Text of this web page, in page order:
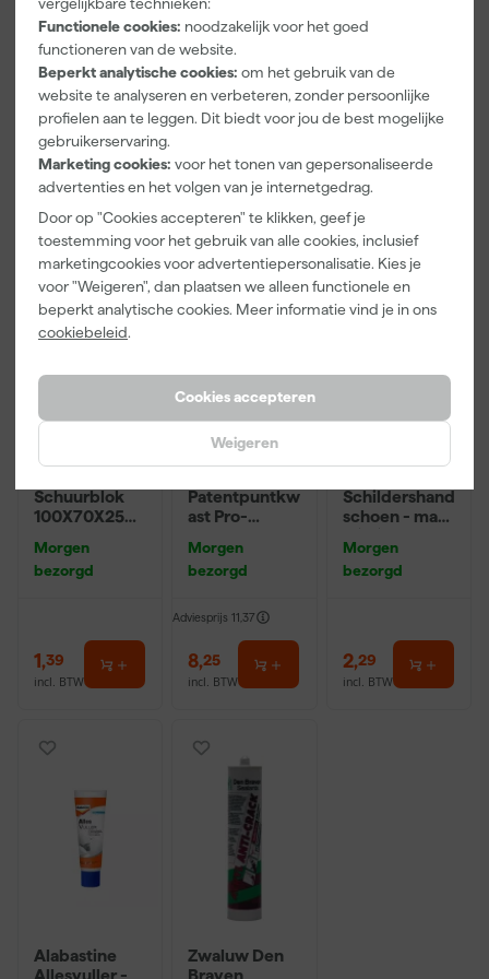
Functionele cookies: noodzakelijk voor het goed
functioneren van de website.
Beperkt analytische cookies: om het gebruik van de
website te analyseren en verbeteren, zonder persoonlijke
profielen aan te leggen. Dit biedt voor jou de best mogelijke
gebruikerservaring.
Marketing cookies: voor het tonen van gepersonaliseerde
advertenties en het volgen van je internetgedrag.
Door op "Cookies accepteren" te klikken, geef je
toestemming voor het gebruik van alle cookies, inclusief
marketingcookies voor advertentiepersonalisatie. Kies je
voor "Weigeren", dan plaatsen we alleen functionele en
beperkt analytische cookies. Meer informatie vind je in ons
cookiebeleid.
Cookies accepteren
Weigeren
3308-24
Schilderstape
Gold - 24mm
x 50m
Morgen
bezorgd
6,50
Ontvetter en
Verfreiniger –
0,5L
Morgen
bezorgd
6,99
Muurverfset
Morgen
bezorgd
19,95
Schuurblok
100X70X25m
P220
Morgen
bezorgd
1,39
incl. BTW
Onze Top 10
Patentpuntkw
ast Pro-
10 (2cm)
Morgen
bezorgd
Adviesprijs 11,37
8,25
incl. BTW
Schildershand
schoen - maat
Morgen
bezorgd
2,29
incl. BTW
Alabastine
Allesvuller -
Zwaluw Den
Braven